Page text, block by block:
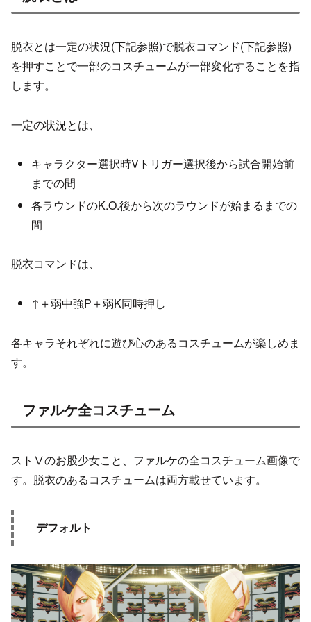
脱衣とは一定の状況(下記参照)で脱衣コマンド(下記参照)
を押すことで一部のコスチュームが一部変化することを指
します。
一定の状況とは、
キャラクター選択時Vトリガー選択後から試合開始前
までの間
各ラウンドのK.O.後から次のラウンドが始まるまでの
間
脱衣コマンドは、
↑＋弱中強P＋弱K同時押し
各キャラそれぞれに遊び心のあるコスチュームが楽しめま
す。
ファルケ全コスチューム
ストⅤのお股少女こと、ファルケの全コスチューム画像で
す。脱衣のあるコスチュームは両方載せています。
デフォルト